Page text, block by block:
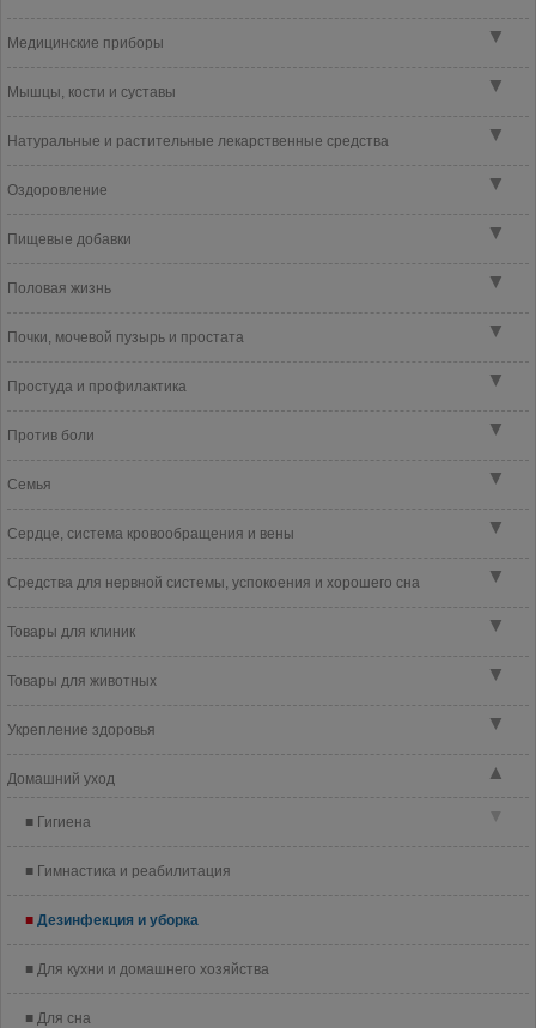
▼
Медицинские приборы
▼
Мышцы, кости и суставы
▼
Натуральные и растительные лекарственные средства
▼
Оздоровление
▼
Пищевые добавки
▼
Половая жизнь
▼
Почки, мочевой пузырь и простата
▼
Простуда и профилактика
▼
Против боли
▼
Семья
▼
Сердце, система кровообращения и вены
▼
Средства для нервной системы, успокоения и хорошего сна
▼
Товары для клиник
▼
Товары для животных
▼
Укрепление здоровья
▲
Домашний уход
▼
Гигиена
Гимнастика и реабилитация
Дезинфекция и уборка
Для кухни и домашнего хозяйства
Для сна